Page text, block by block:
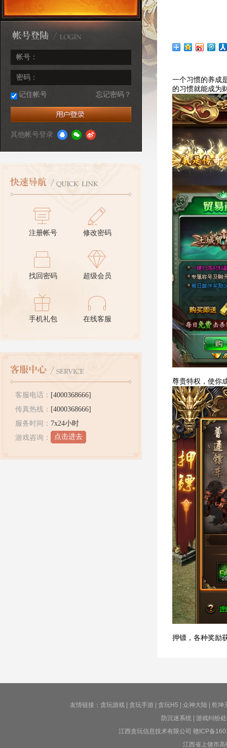
帐号：
密码：
记住帐号 忘记密码？
其他帐号登录
注册帐号 修改密码
找回密码 超级会员
手机礼包 在线客服
客服电话： [4000368666]
传真热线： [4000368666]
服务时间： 7x24小时
游戏咨询：
点击进去
一个习惯的养成
的习惯就能成为
尊贵特权，使你
押镖，各种奖励
友情链接： 贪玩游戏 贪玩手游 贪玩H5 众神大陆
乾坤
防沉迷系统| 游戏纠纷
江西贪玩信息技术有限公司 赣ICP备
江西省上饶市